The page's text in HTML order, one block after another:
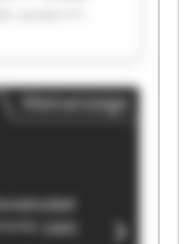
TRADE-GmbH
GmbH F1-
TRADE-GmbH
F1-TRADE-
Kleinanzeige